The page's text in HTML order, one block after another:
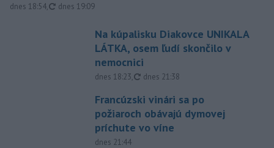
dnes 18:54, aktualizované
dnes 19:09
Na kúpalisku Diakovce UNIKALA
LÁTKA, osem ľudí skončilo v
nemocnici
dnes 18:23, aktualizované
dnes 21:38
Francúzski vinári sa po
požiaroch obávajú dymovej
príchute vo víne
dnes 21:44